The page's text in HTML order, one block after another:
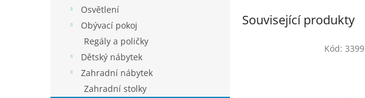
Osvětlení
Obývací pokoj
Regály a poličky
Dětský nábytek
Zahradní nábytek
Zahradní stolky
Související produkty
Kód: 3399